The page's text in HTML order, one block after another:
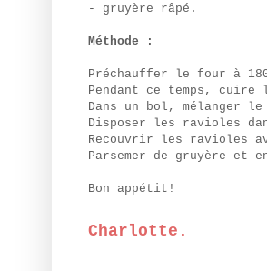
- gruyère râpé.
Méthode :
Préchauffer le four à
Pendant ce temps,
Dans un bol, mélanger
Disposer les ravioles
Recouvrir les ravioles
Parsemer de gruyère et
Bon appétit!
Charlotte.